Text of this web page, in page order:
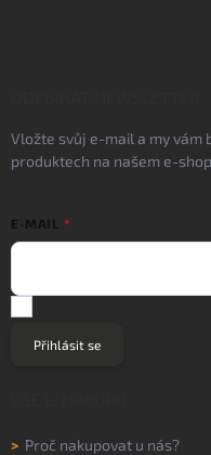
Vložte svůj e-mail a my vám
produktech na našem e-
E-MAIL
Přihlásit se
> Proč nakupovat u nás?